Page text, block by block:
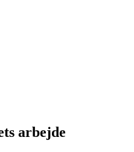
arbejde